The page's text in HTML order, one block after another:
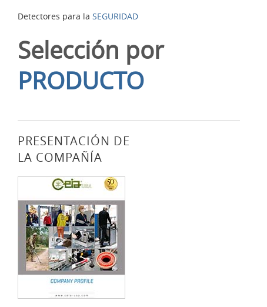
Detectores para la SEGURIDAD
Selección por
PRODUCTO
PRESENTACIÓN DE
LA COMPAÑÍA